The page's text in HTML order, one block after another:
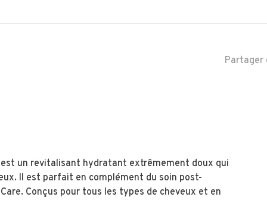
Partager
un revitalisant hydratant extrêmement doux qui
Il est parfait en complément du soin post-
Conçus pour tous les types de cheveux et en